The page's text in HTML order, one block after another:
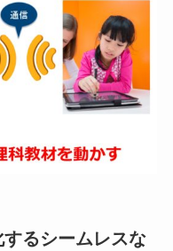
るシームレスな